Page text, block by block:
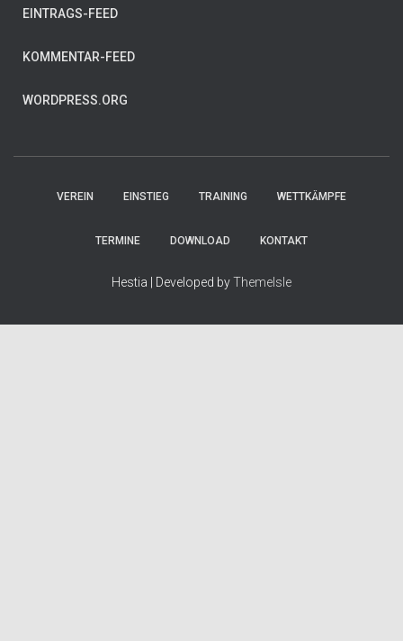
EINTRAGS-FEED
KOMMENTAR-FEED
WORDPRESS.ORG
VEREIN EINSTIEG TRAINING WETTKÄMPFE
TERMINE DOWNLOAD KONTAKT
Hestia | Developed byThemeIsle